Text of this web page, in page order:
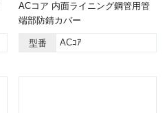
ACコア 内面ライニング鋼管用管
端部防錆カバー
型番 ACｺｱ